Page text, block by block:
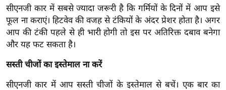
या
सा
हि
त्य
ज
त
सीएनजी कार में सबसे ज्यादा जरूरी है कि गर्मियों के दिनों में आप इसे
फूल ना कराएं। हिटवेव की वजह से टंकियों के अंदर प्रेशर होता है। अगर
आप की टंकी पहले से ही भारी होगी तो इस पर अतिरिक्त दबाव बनेगा
और यह फट सकता है।
सस्ती चीजों का इस्तेमाल ना करें
सीएनजी कार में आप सस्ती चीजों के इस्तेमाल से बचें। एक बार का